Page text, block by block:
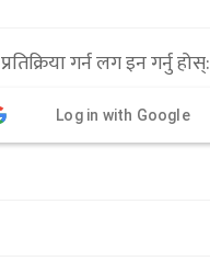
प्रतिक्रिया गर्न लग इन गर्नु होस्:
Log in with Google